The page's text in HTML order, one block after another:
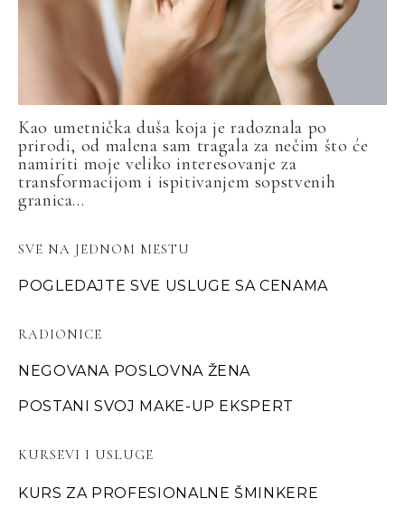
Kao umetnička duša koja je radoznala po
prirodi, od malena sam tragala za nečim što će
namiriti moje veliko interesovanje za
transformacijom i ispitivanjem sopstvenih
granica...
SVE NA JEDNOM MESTU
POGLEDAJTE SVE USLUGE SA CENAMA
RADIONICE
NEGOVANA POSLOVNA ŽENA
POSTANI SVOJ MAKE-UP EKSPERT
KURSEVI I USLUGE
KURS ZA PROFESIONALNE ŠMINKERE